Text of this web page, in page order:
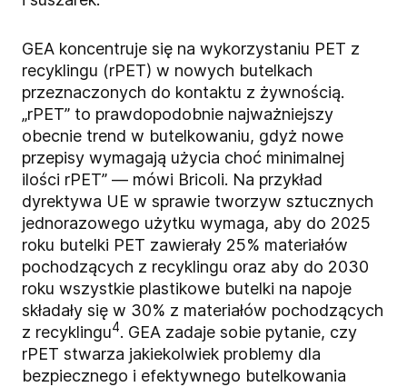
GEA koncentruje się na wykorzystaniu PET z
recyklingu (rPET) w nowych butelkach
przeznaczonych do kontaktu z żywnością.
„rPET” to prawdopodobnie najważniejszy
obecnie trend w butelkowaniu, gdyż nowe
przepisy wymagają użycia choć minimalnej
ilości rPET” — mówi Bricoli. Na przykład
dyrektywa UE w sprawie tworzyw sztucznych
jednorazowego użytku wymaga, aby do 2025
roku butelki PET zawierały 25% materiałów
pochodzących z recyklingu oraz aby do 2030
roku wszystkie plastikowe butelki na napoje
składały się w 30% z materiałów pochodzących
z recyklingu4. GEA zadaje sobie pytanie, czy
rPET stwarza jakiekolwiek problemy dla
bezpiecznego i efektywnego butelkowania